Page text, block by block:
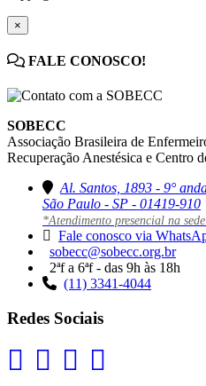
×
FALE CONOSCO!
SOBECC
Associação Brasileira de
Recuperação Anestésica e Centro
Al. Santos, 1893 - 9°
São Paulo - SP - 01419-910
*Atendimento presencial na
Fale conosco via
sobecc@sobecc.org.br
2ªf a 6ªf - das 9h às 18h
(11) 3341-4044
Redes Sociais